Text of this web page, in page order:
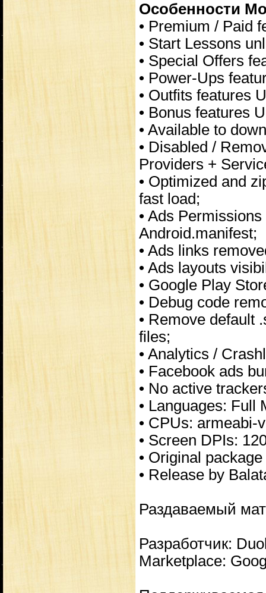
Особенности
• Premium / Paid
• Start Lessons
• Special Offers
• Power-Ups
• Outfits features
• Bonus features
• Available to
• Disabled /
Providers +
• Optimized and
fast load;
• Ads
Android.manifest;
• Ads links
• Ads layouts
• Google Play
• Debug code
• Remove default
files;
• Analytics /
• Facebook ads
• No active
• Languages: Full
• CPUs: armeabi-
• Screen DPIs:
• Original
• Release by
Раздаваемый
Разработчик:
Marketplace: